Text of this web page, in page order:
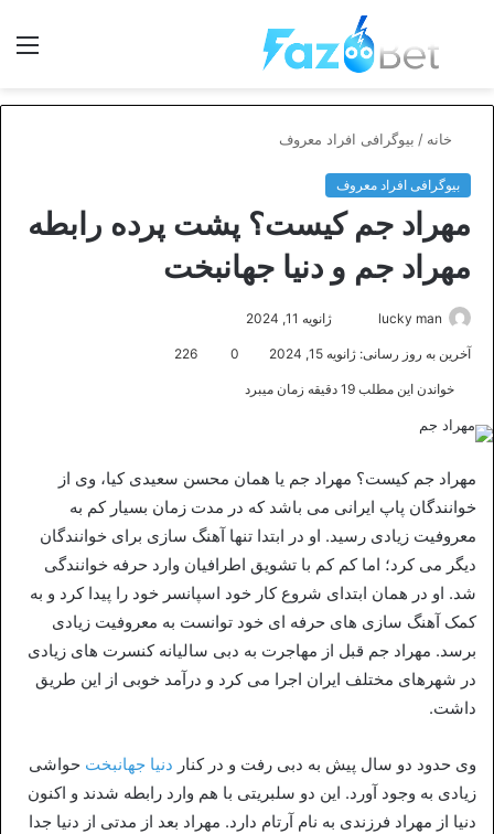
جستجو
برای
خانه / بیوگرافی افراد معروف
بیوگرافی افراد معروف
مهراد جم کیست؟ پشت پرده رابطه
مهراد جم و دنیا جهانبخت
lucky man
ارسالژانویه 11, 2024
آخرین به روز رسانی: ژانویه 15, 2024 0
226
خواندن این مطلب 19 دقیقه زمان میبرد
مهراد جم کیست؟ مهراد جم یا همان محسن سعیدی کیا، وی از
خوانندگان پاپ ایرانی می باشد که در مدت زمان بسیار کم به
معروفیت زیادی رسید. او در ابتدا تنها آهنگ سازی برای خوانندگان
دیگر می کرد؛ اما کم کم با تشویق اطرافیان وارد حرفه خوانندگی
شد. او در همان ابتدای شروع کار خود اسپانسر خود را پیدا کرد و به
کمک آهنگ سازی های حرفه ای خود توانست به معروفیت زیادی
برسد. مهراد جم قبل از مهاجرت به دبی سالیانه کنسرت های زیادی
در شهرهای مختلف ایران اجرا می کرد و درآمد خوبی از این طریق
داشت.
وی حدود دو سال پیش به دبی رفت و در کنار دنیا جهانبخت حواشی
زیادی به وجود آورد. این دو سلبریتی با هم وارد رابطه شدند و اکنون
دنیا از مهراد فرزندی به نام آرتام دارد. مهراد بعد از مدتی از دنیا جدا